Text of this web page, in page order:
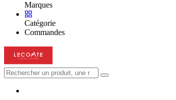
Marques
Catégorie
Commandes